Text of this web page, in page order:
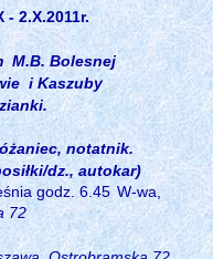
- 2.X.2011r.
M.B. Bolesnej
i Kaszuby
notatnik.
dz., autokar)
godz. 6.45 W-wa,
72